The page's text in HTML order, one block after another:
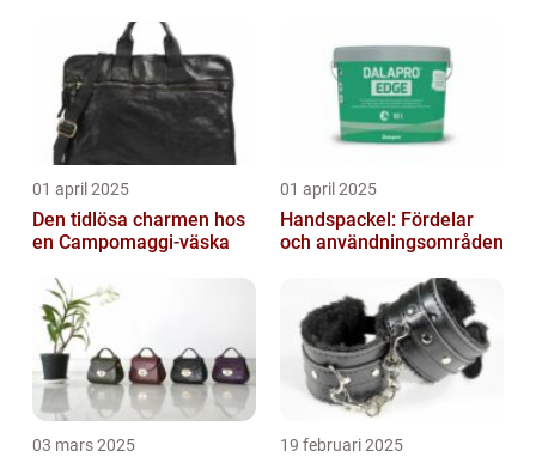
01 april 2025
Den tidlösa charmen hos
en Campomaggi-väska
01 april 2025
Handspackel: Fördelar
och användningsområden
03 mars 2025 19 februari 2025